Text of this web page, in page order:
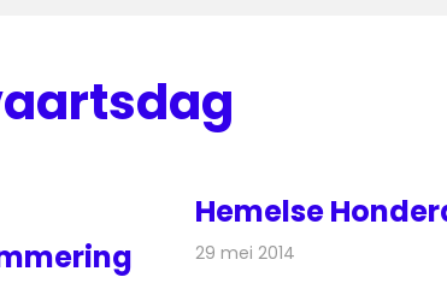
Hemelse
29 mei 2014